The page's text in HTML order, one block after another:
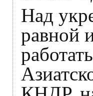
Над
равной